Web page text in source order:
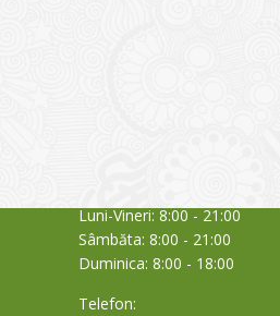
Luni-Vineri: 8:00 - 21:00
Sâmbăta: 8:00 - 21:00
Duminica: 8:00 - 18:00
Telefon: